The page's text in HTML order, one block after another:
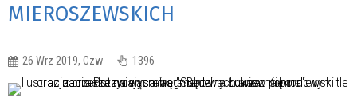
MIEROSZEWSKICH
26 Wrz 2019, Czw 1396